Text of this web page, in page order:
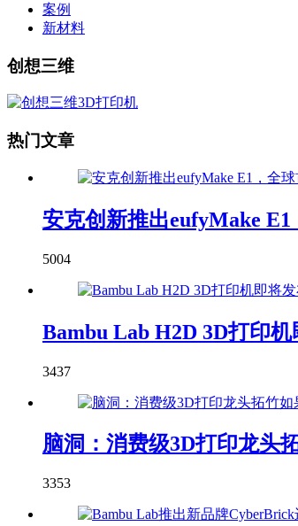
案例
新材料
创想三维
热门文章
安克创新推出eufyMake
5004
Bambu Lab H2D 3D打印
3437
脑洞：消费级3D打印龙头
3353